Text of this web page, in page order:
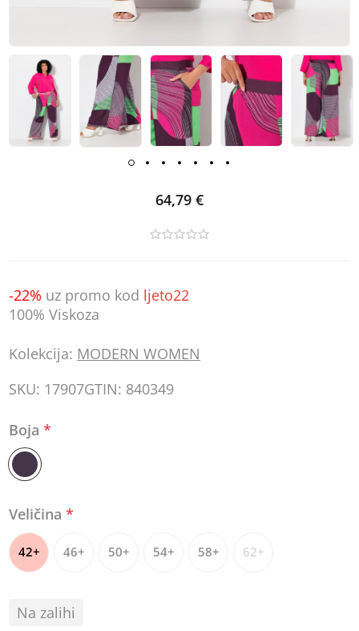
64,79 €
-22% uz promo kod ljeto22
100% Viskoza
Kolekcija: MODERN WOMEN
SKU: 17907GTIN: 840349
Boja*
Veličina*
42+ 46+ 50+ 54+ 58+ 62+
Na zalihi